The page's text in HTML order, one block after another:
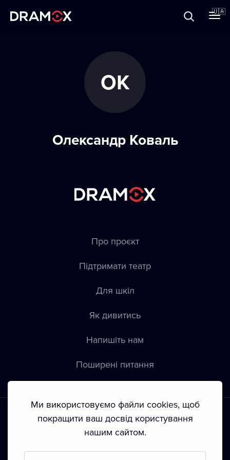
🇺🇦
Зареєструватися
ОК
Олександр Коваль
Про проєкт
Підтримати театр
Для шкіл
Як дивитись
Напишіть нам
Пoширені питання
Положення й умови • Конфіденційність • Автoрські права
Ми використовуємо файли cookies, щоб
покращити ваш досвід користування
нашим сайтом.